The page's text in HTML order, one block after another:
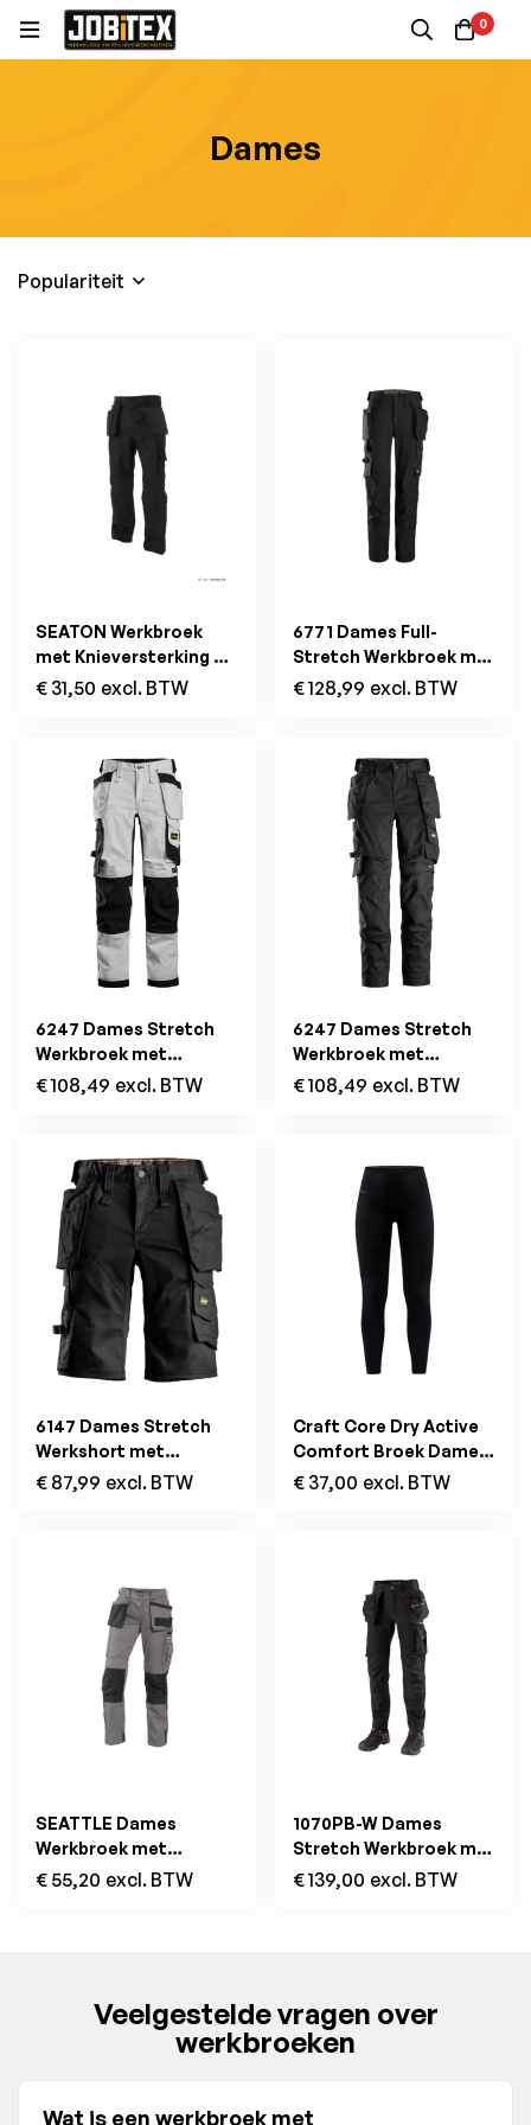
0
Dames
Populariteit
SEATON Werkbroek
met Knieversterking en
Holsterzakken Zwart
€ 31,50 excl. BTW
6771 Dames Full-
Stretch Werkbroek met
Afneembare
€128,99 excl. BTW
6247 Dames Stretch
Werkbroek met
Holsterzakken Wit
€108,49 excl. BTW
6247 Dames Stretch
Werkbroek met
Holsterzakken Zwart
€108,49 excl. BTW
6147 Dames Stretch
Werkshort met
Holsterzakken Zwart
€ 87,99 excl. BTW
Craft Core Dry Active
Comfort Broek Dames
Roze
€ 37,00 excl. BTW
SEATTLE Dames
Werkbroek met
Holsterzakken
€ 55,20 excl. BTW
1070PB-W Dames
Stretch Werkbroek met
zakken Zwart
€139,00 excl. BTW
Veelgestelde vragen over
werkbroeken
Wat is een werkbroek met